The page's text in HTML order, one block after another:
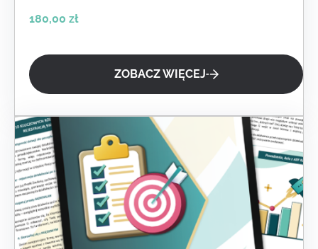
180,00 zł
ZOBACZ WIĘCEJ